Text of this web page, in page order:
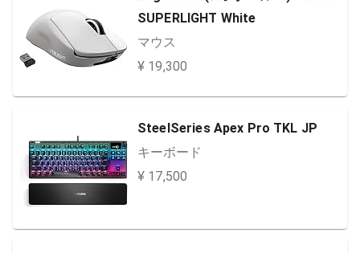
SUPERLIGHT White
マウス
¥ 19,300
SteelSeries Apex Pro TKL JP
キーボード
¥ 17,500